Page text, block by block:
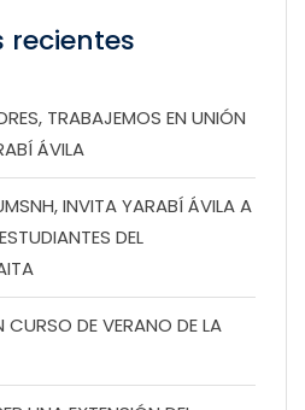
recientes
TRABAJEMOS EN UNIÓN
ÁVILA
INVITA YARABÍ ÁVILA A
DEL
DE VERANO DE LA